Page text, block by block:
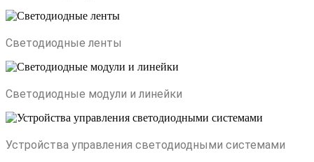
Светодиодные ленты
Светодиодные модули и линейки
Устройства управления светодиодными системами